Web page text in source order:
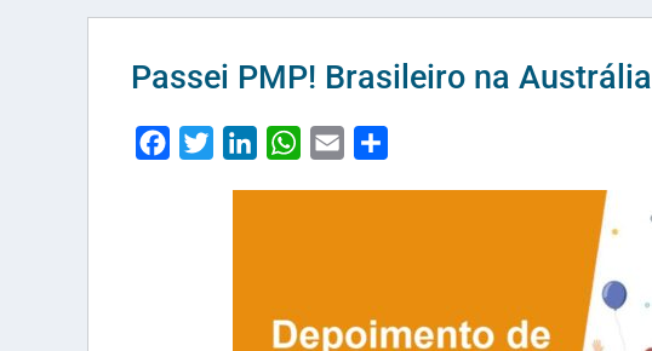
Passei PMP! Brasileiro na Austrália
FacebookTwitterLinkedInWhatsApp
Email